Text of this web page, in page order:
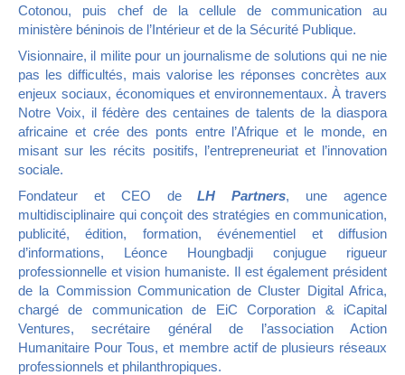
Cotonou, puis chef de la cellule de communication au
ministère béninois de l’Intérieur et de la Sécurité Publique.
Visionnaire, il milite pour un journalisme de solutions qui ne nie
pas les difficultés, mais valorise les réponses concrètes aux
enjeux sociaux, économiques et environnementaux. À travers
Notre Voix, il fédère des centaines de talents de la diaspora
africaine et crée des ponts entre l’Afrique et le monde, en
misant sur les récits positifs, l’entrepreneuriat et l’innovation
sociale.
Fondateur et CEO deLH Partners, une agence
multidisciplinaire qui conçoit des stratégies en communication,
publicité, édition, formation, événementiel et diffusion
d’informations, Léonce Houngbadji conjugue rigueur
professionnelle et vision humaniste. Il est également président
de la Commission Communication de Cluster Digital Africa,
chargé de communication de EiC Corporation & iCapital
Ventures, secrétaire général de l’association Action
Humanitaire Pour Tous, et membre actif de plusieurs réseaux
professionnels et philanthropiques.